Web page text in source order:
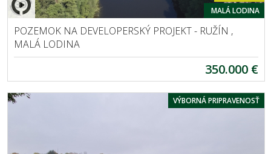
MALÁ LODINA
POZEMOK NA DEVELOPERSKÝ PROJEKT - RUŽÍN ,
MALÁ LODINA
350.000 €
VÝBORNÁ PRIPRAVENOSŤ